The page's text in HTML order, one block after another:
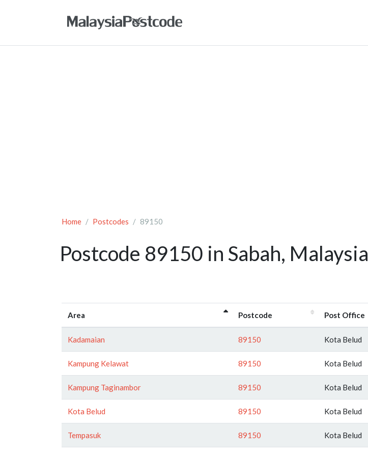
Home Postcodes 89150
Postcode 89150 in Sabah, Malaysia
Area Postcode Post Office
Kadamaian 89150 Kota Belud
Kampung Kelawat 89150 Kota Belud
Kampung Taginambor 89150 Kota Belud
Kota Belud 89150 Kota Belud
Tempasuk 89150 Kota Belud